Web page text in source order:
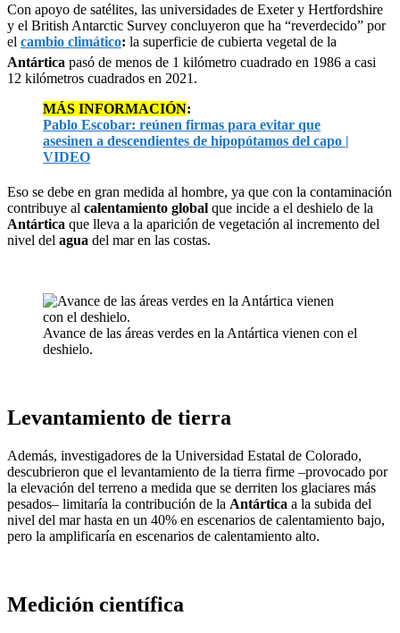
Con apoyo de satélites, las universidades de Exeter y Hertfordshire
y el British Antarctic Survey concluyeron que ha “reverdecido” por
el cambio climático: la superficie de cubierta vegetal de la
Antártica pasó de menos de 1 kilómetro cuadrado en 1986 a casi
12 kilómetros cuadrados en 2021.
MÁS INFORMACIÓN:
Pablo Escobar: reúnen firmas para evitar que
asesinen a descendientes de hipopótamos del capo |
VIDEO
Eso se debe en gran medida al hombre, ya que con la contaminación
contribuye al calentamiento global que incide a el deshielo de la
Antártica que lleva a la aparición de vegetación al incremento del
nivel del agua del mar en las costas.
Avance de las áreas verdes en la Antártica vienen con el
deshielo.
Levantamiento de tierra
Además, investigadores de la Universidad Estatal de Colorado,
descubrieron que el levantamiento de la tierra firme –provocado por
la elevación del terreno a medida que se derriten los glaciares más
pesados– limitaría la contribución de la Antártica a la subida del
nivel del mar hasta en un 40% en escenarios de calentamiento bajo,
pero la amplificaría en escenarios de calentamiento alto.
Medición científica